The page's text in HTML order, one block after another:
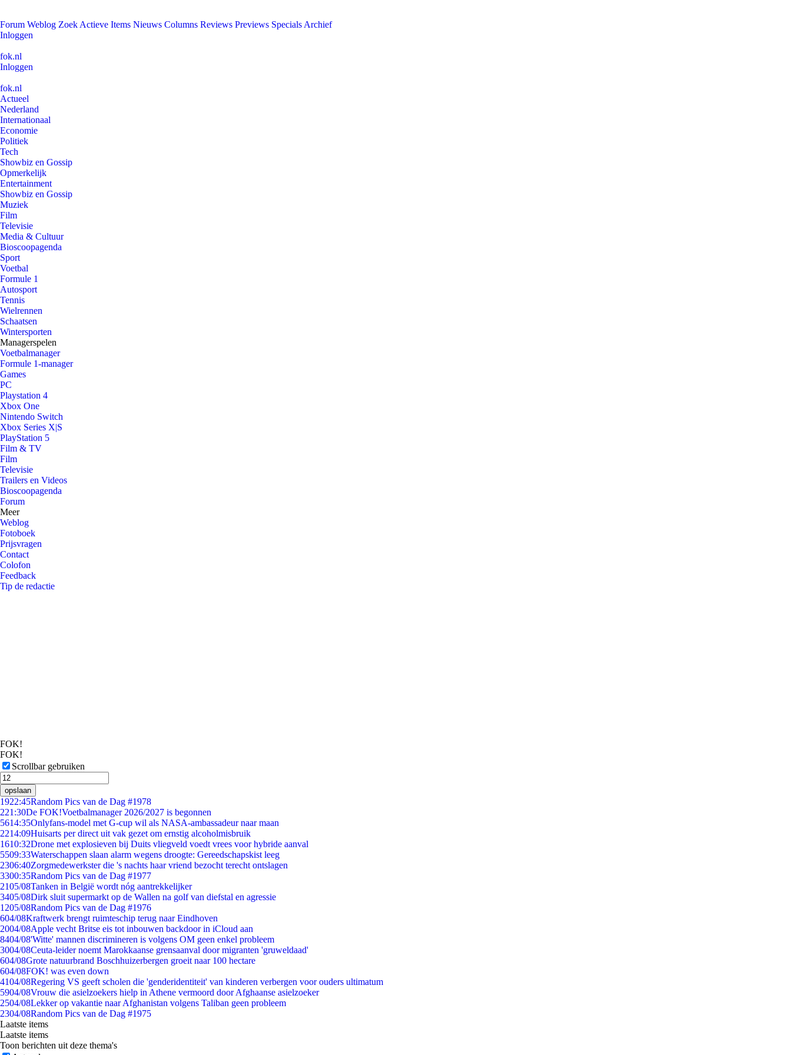
Forum Weblog Zoek Actieve Items Nieuws Columns Reviews Previews Specials Archief
Inloggen
fok.nl
Inloggen
fok.nl
Actueel
Nederland
Internationaal
Economie
Politiek
Tech
Showbiz en Gossip
Opmerkelijk
Entertainment
Showbiz en Gossip
Muziek
Film
Televisie
Media & Cultuur
Bioscoopagenda
Sport
Voetbal
Formule 1
Autosport
Tennis
Wielrennen
Schaatsen
Wintersporten
Managerspelen
Voetbalmanager
Formule 1-manager
Games
PC
Playstation 4
Xbox One
Nintendo Switch
Xbox Series X|S
PlayStation 5
Film & TV
Film
Televisie
Trailers en Videos
Bioscoopagenda
Forum
Meer
Weblog
Fotoboek
Prijsvragen
Contact
Colofon
Feedback
Tip de redactie
FOK!
FOK!
Scrollbar gebruiken
opslaan
1922:45Random Pics van de Dag #1978
221:30De FOK!Voetbalmanager 2026/2027 is begonnen
5614:35Onlyfans-model met G-cup wil als NASA-ambassadeur naar maan
2214:09Huisarts per direct uit vak gezet om ernstig alcoholmisbruik
1610:32Drone met explosieven bij Duits vliegveld voedt vrees voor hybride aanval
5509:33Waterschappen slaan alarm wegens droogte: Gereedschapskist leeg
2306:40Zorgmedewerkster die 's nachts haar vriend bezocht terecht ontslagen
3300:35Random Pics van de Dag #1977
2105/08Tanken in België wordt nóg aantrekkelijker
3405/08Dirk sluit supermarkt op de Wallen na golf van diefstal en agressie
1205/08Random Pics van de Dag #1976
604/08Kraftwerk brengt ruimteschip terug naar Eindhoven
2004/08Apple vecht Britse eis tot inbouwen backdoor in iCloud aan
8404/08'Witte' mannen discrimineren is volgens OM geen enkel probleem
3004/08Ceuta-leider noemt Marokkaanse grensaanval door migranten 'gruweldaad'
604/08Grote natuurbrand Boschhuizerbergen groeit naar 100 hectare
604/08FOK! was even down
4104/08Regering VS geeft scholen die 'genderidentiteit' van kinderen verbergen voor ouders ultimatum
5904/08Vrouw die asielzoekers hielp in Athene vermoord door Afghaanse asielzoeker
2504/08Lekker op vakantie naar Afghanistan volgens Taliban geen probleem
2304/08Random Pics van de Dag #1975
Laatste items
Laatste items
Toon berichten uit deze thema's